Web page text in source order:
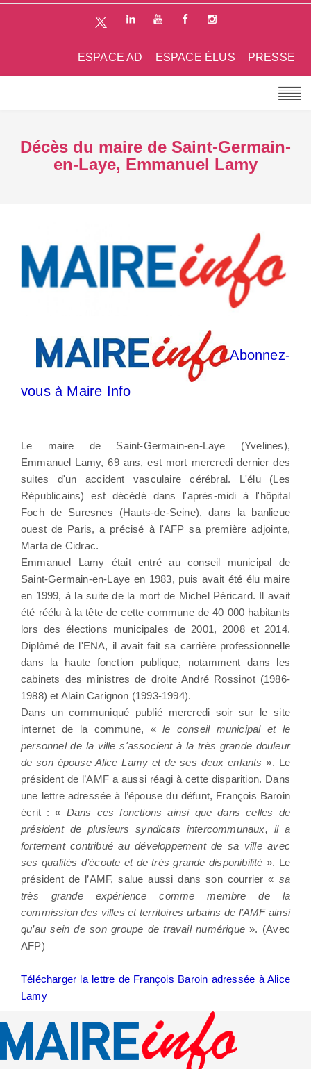
PRESSE
ESPACE ÉLUS
ESPACE AD
Décès du maire de Saint-Germain-
en-Laye, Emmanuel Lamy
Abonnez-
vous à Maire Info
Le maire de Saint-Germain-en-Laye (Yvelines),
Emmanuel Lamy, 69 ans, est mort mercredi dernier des
suites d'un accident vasculaire cérébral. L'élu (Les
Républicains) est décédé dans l'après-midi à l'hôpital
Foch de Suresnes (Hauts-de-Seine), dans la banlieue
ouest de Paris, a précisé à l'AFP sa première adjointe,
Marta de Cidrac.
Emmanuel Lamy était entré au conseil municipal de
Saint-Germain-en-Laye en 1983, puis avait été élu maire
en 1999, à la suite de la mort de Michel Péricard. Il avait
été réélu à la tête de cette commune de 40 000 habitants
lors des élections municipales de 2001, 2008 et 2014.
Diplômé de l'ENA, il avait fait sa carrière professionnelle
dans la haute fonction publique, notamment dans les
cabinets des ministres de droite André Rossinot (1986-
1988) et Alain Carignon (1993-1994).
Dans un communiqué publié mercredi soir sur le site
internet de la commune, «le conseil municipal et le
personnel de la ville s'associent à la très grande douleur
de son épouse Alice Lamy et de ses deux enfants ». Le
président de l’AMF a aussi réagi à cette disparition. Dans
une lettre adressée à l’épouse du défunt, François Baroin
écrit : « Dans ces fonctions ainsi que dans celles de
président de plusieurs syndicats intercommunaux, il a
fortement contribué au développement de sa ville avec
ses qualités d’écoute et de très grande disponibilité ». Le
président de l’AMF, salue aussi dans son courrier « sa
très grande expérience comme membre de la
commission des villes et territoires urbains de l’AMF ainsi
qu’au sein de son groupe de travail numérique». (Avec
AFP)
Télécharger la lettre de François Baroin adressée à Alice
Lamy